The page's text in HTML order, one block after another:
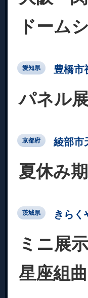
ドーム
愛知県 豊橋市
パネル
京都府 綾部市
夏休み
茨城県 きらく
ミニ展
星座組曲